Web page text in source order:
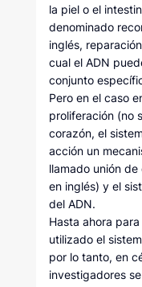
la piel o el
denominado
inglés,
cual el ADN
conjunto
Pero en el caso
proliferación (no
corazón, el
acción un
llamado unión
en inglés) y el
del ADN.
Hasta ahora
utilizado el
por lo tanto, en
investigadores